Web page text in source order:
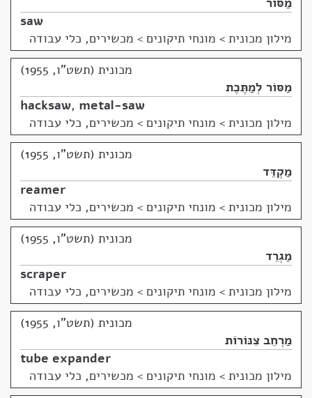
saw
מילון מכונית > מונחי תיקונים > מכשירים, כלי עבודה
מכונית (תשט"ו, 1955)
מַסּוֹר לְמַתֶּכֶת
hacksaw, metal-saw
מילון מכונית > מונחי תיקונים > מכשירים, כלי עבודה
מכונית (תשט"ו, 1955)
מַקְדֵּד
reamer
מילון מכונית > מונחי תיקונים > מכשירים, כלי עבודה
מכונית (תשט"ו, 1955)
מַגְרֵד
scraper
מילון מכונית > מונחי תיקונים > מכשירים, כלי עבודה
מכונית (תשט"ו, 1955)
מַרְחֵב צִנּוֹרוֹת
tube expander
מילון מכונית > מונחי תיקונים > מכשירים, כלי עבודה